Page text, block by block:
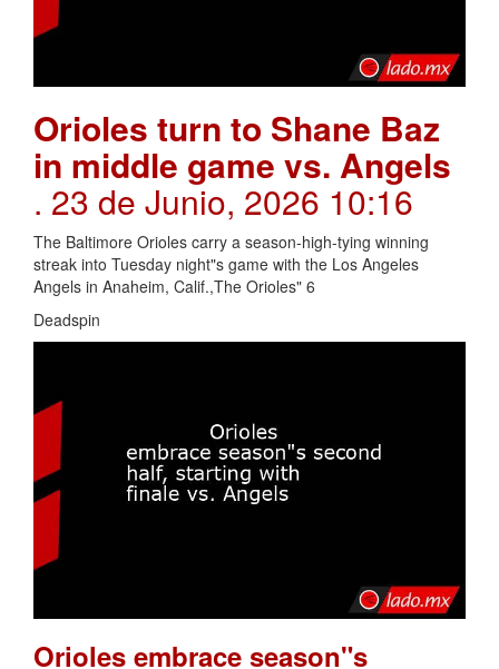
Orioles turn to Shane Baz
in middle game vs. Angels
. 23 de Junio, 2026 10:16
The Baltimore Orioles carry a season-high-tying winning
streak into Tuesday night"s game with the Los Angeles
Angels in Anaheim, Calif.,The Orioles" 6
Deadspin
Orioles embrace season"s